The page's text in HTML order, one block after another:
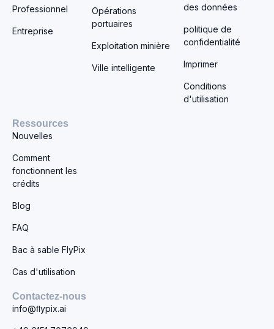
Professionnel
Entreprise
Opérations
portuaires
Exploitation minière
Ville intelligente
des données
politique de
confidentialité
Imprimer
Conditions
d'utilisation
Ressources
Nouvelles
Comment
fonctionnent les
crédits
Blog
FAQ
Bac à sable FlyPix
Cas d'utilisation
Contactez-nous
info@ﬂypix.ai